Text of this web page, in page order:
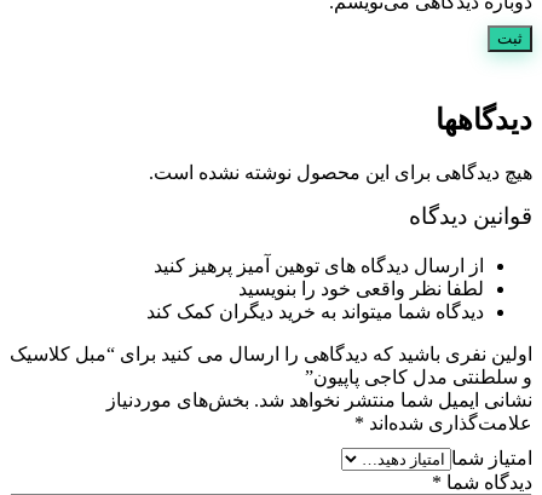
دیدگاهها
هیچ دیدگاهی برای این محصول نوشته نشده است.
قوانین دیدگاه
از ارسال دیدگاه های توهین آمیز پرهیز کنید
لطفا نظر واقعی خود را بنویسید
دیدگاه شما میتواند به خرید دیگران کمک کند
اولین نفری باشید که دیدگاهی را ارسال می کنید برای “مبل کلاسیک
و سلطنتی مدل کاجی پاپیون”
نشانی ایمیل شما منتشر نخواهد شد. بخش‌های موردنیاز
علامت‌گذاری شده‌اند *
امتیاز شما
دیدگاه شما *